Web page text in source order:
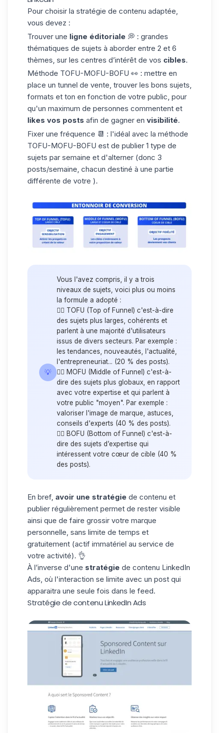
Pour choisir la stratégie de contenu adaptée,
vous devez :
Trouver une ligne éditoriale 💭 : grandes
thématiques de sujets à aborder entre 2 et 6
thèmes, sur les centres d’intérêt de vos cibles.
Méthode TOFU-MOFU-BOFU 👀 : mettre en
place un tunnel de vente, trouver les bons sujets,
formats et ton en fonction de votre public, pour
qu'un maximum de personnes commentent et
likes vos posts afin de gagner en visibilité.
Fixer une fréquence 📆 : l'idéal avec la méthode
TOFU-MOFU-BOFU est de publier 1 type de
sujets par semaine et d'alterner (donc 3
posts/semaine, chacun destiné à une partie
différente de votre ).
💡
Vous l'avez compris, il y a trois
niveaux de sujets, voici plus ou moins
la formule a adopté :
👉🏼 TOFU (Top of Funnel) c'est-à-dire
des sujets plus larges, cohérents et
parlent à une majorité d'utilisateurs
issus de divers secteurs. Par exemple :
les tendances, nouveautés, l'actualité,
l'entrepreneuriat... (20 % des posts).
👉🏼 MOFU (Middle of Funnel) c'est-à-
dire des sujets plus globaux, en rapport
avec votre expertise et qui parlent à
votre public "moyen". Par exemple :
valoriser l'image de marque, astuces,
conseils d'experts (40 % des posts).
👉🏼 BOFU (Bottom of Funnel) c'est-à-
dire des sujets d’expertise qui
intéressent votre cœur de cible (40 %
des posts).
En bref, avoir une stratégie de contenu et
publier régulièrement permet de rester visible
ainsi que de faire grossir votre marque
personnelle, sans limite de temps et
gratuitement (actif immatériel au service de
votre activité). 👌
À l’inverse d'une stratégie de contenu LinkedIn
Ads, où l'interaction se limite avec un post qui
apparaitra une seule fois dans le feed.
Stratégie de contenu LinkedIn Ads